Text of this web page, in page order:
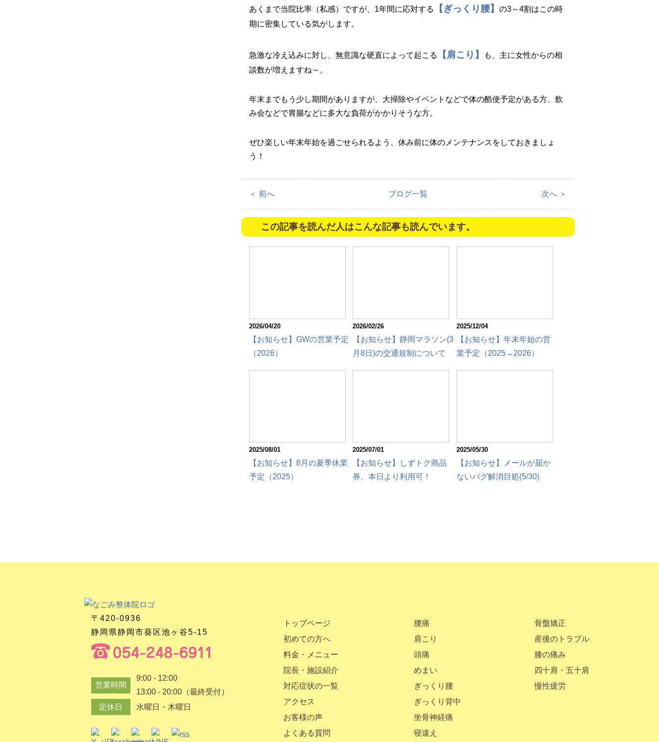
あくまで当院比率（私感）ですが、1年間に応対する 【ぎっくり腰】
の3～4割はこの時
期に密集している気がします。
急激な冷え込みに対し、無意識な硬直によって起こる 【肩こり】
も、主に女性からの相
談数が増えますね～。
年末までもう少し期間がありますが、大掃除やイベントなどで体の酷使予定がある方、飲
み会などで胃腸などに多大な負荷がかかりそうな方。
ぜひ楽しい年末年始を過ごせられるよう、休み前に体のメンテナンスをしておきましょ
う！
＜ 前へ ブログ一覧 次へ ＞
この記事を読んだ人はこんな記事も読んでいます。
2026/04/20
【お知らせ】GWの営業予定
（2026）
2026/02/26
【お知らせ】静岡マラソン(3
月8日)の交通規制について
2025/12/04
【お知らせ】年末年始の営
業予定（2025→2026）
2025/08/01
【お知らせ】8月の夏季休業
予定（2025）
2025/07/01
【お知らせ】しずトク商品
券、本日より利用可！
2025/05/30
【お知らせ】メールが届か
ないバグ解消目処(5/30)
〒420-0936
静岡県静岡市葵区池ヶ谷5-15
営業時間
9:00 - 12:00
13:00 - 20:00（最終受付）
定休日
水曜日・木曜日
トップページ
初めての方へ
料金・メニュー
院長・施設紹介
対応症状の一覧
アクセス
お客様の声
よくある質問
腰痛
肩こり
頭痛
めまい
ぎっくり腰
ぎっくり背中
坐骨神経痛
寝違え
骨盤矯正
産後のトラブル
膝の痛み
四十肩・五十肩
慢性疲労